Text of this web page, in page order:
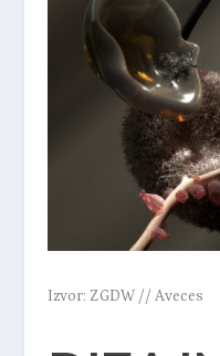
Izvor: ZGDW // Aveces